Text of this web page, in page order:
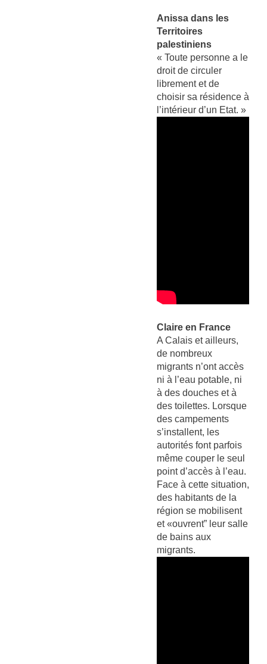
Anissa dans les
Territoires
palestiniens
« Toute personne a le
droit de circuler
librement et de
choisir sa résidence à
l’intérieur d’un Etat. »
Claire en France
A Calais et ailleurs,
de nombreux
migrants n’ont accès
ni à l’eau potable, ni
à des douches et à
des toilettes. Lorsque
des campements
s’installent, les
autorités font parfois
même couper le seul
point d’accès à l’eau.
Face à cette situation,
des habitants de la
région se mobilisent
et «ouvrent” leur salle
de bains aux
migrants.